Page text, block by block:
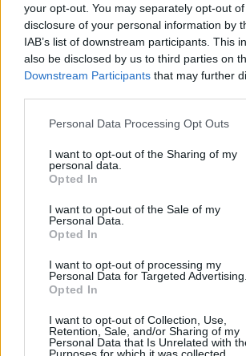
your opt-out. You may separately opt-out
disclosure of your personal information by
IAB’s list of downstream participants. This
also be disclosed by us to third parties on
Downstream Participants that may further
Personal Data Processing Opt Outs
I want to opt-out of the Sharing of my
personal data.
Opted In
I want to opt-out of the Sale of my
Personal Data.
Opted In
I want to opt-out of processing my
Personal Data for Targeted Advertising.
Opted In
I want to opt-out of Collection, Use,
Retention, Sale, and/or Sharing of my
Personal Data that Is Unrelated with
Purposes for which it was collected.
De Kerveno tiroditas toli gražu
dažniausia skydliaukės liga,
kad ji kartais be reikalo
Esant šiam sutrikimui
skydliaukės ląstelės ir į kraują
hormonų, todėl laikinai
hipertirozės simptomai (pvz.
širdies plakimas, nerimas, kūno
kritimas).
Tipinis de Kerveno tiroidito